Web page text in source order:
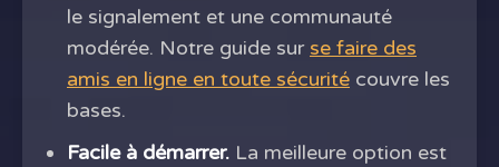
le signalement et une communauté
modérée. Notre guide sur se faire des
amis en ligne en toute sécurité couvre les
bases.
Facile à démarrer. La meilleure option est